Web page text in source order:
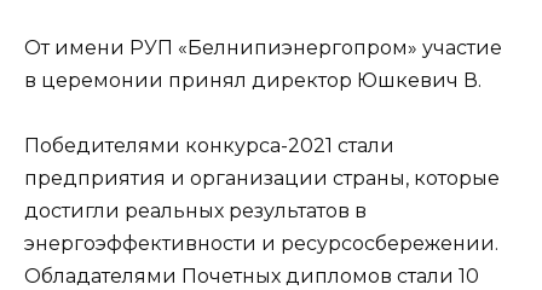
От имени РУП «Белнипиэнергопром» участие
в церемонии принял директор Юшкевич В.
Победителями конкурса-2021 стали
предприятия и организации страны, которые
достигли реальных результатов в
энергоэффективности и ресурсосбережении.
Обладателями Почетных дипломов стали 10